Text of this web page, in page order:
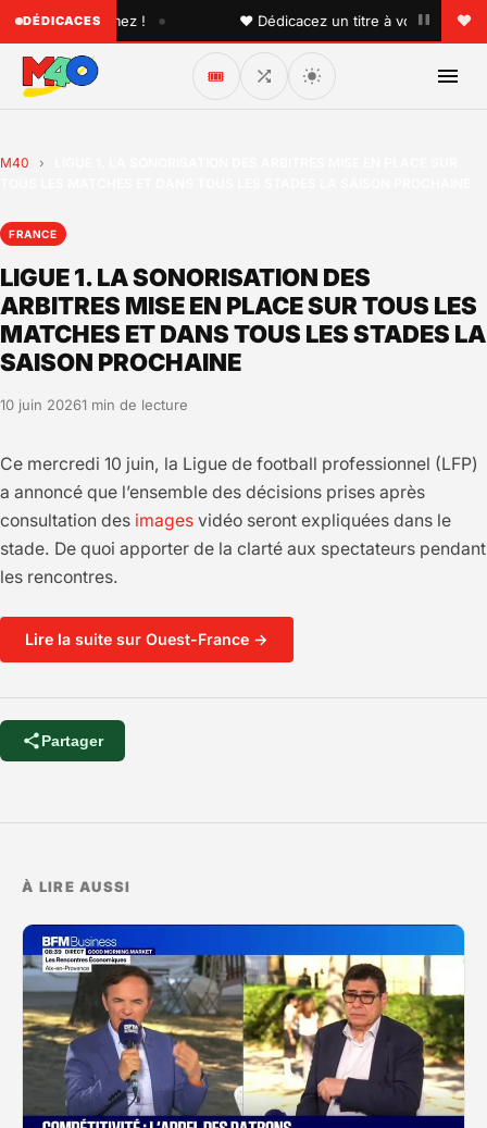
DÉDICACES
que vous aimez ! • ♥ Dédicacez un titre à vos proches
🎟️
M40 ›
FRANCE
LIGUE 1. LA SONORISATION DES
ARBITRES MISE EN PLACE SUR TOUS LES
MATCHES ET DANS TOUS LES STADES LA
SAISON PROCHAINE
10 juin 20261 min de lecture
Ce mercredi 10 juin, la Ligue de football professionnel (LFP)
a annoncé que l’ensemble des décisions prises après
consultation des images vidéo seront expliquées dans le
stade. De quoi apporter de la clarté aux spectateurs pendant
les rencontres.
Lire la suite sur Ouest-France →
Partager
À LIRE AUSSI